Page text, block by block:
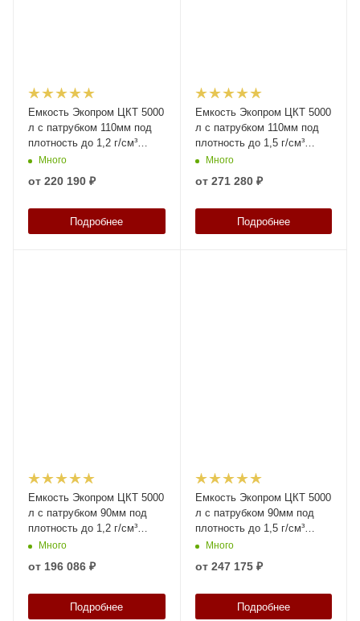
Емкость Экопром ЦКТ 5000
л с патрубком 110мм под
плотность до 1,2 г/см³
белая в обрешетке New
(разборной) с лестницей
Много
от 220 190 ₽
Подробнее
Емкость Экопром ЦКТ 5000
л с патрубком 110мм под
плотность до 1,5 г/см³
белая в обрешетке New
(разборной) с лестницей
Много
от 271 280 ₽
Подробнее
Емкость Экопром ЦКТ 5000
л с патрубком 90мм под
плотность до 1,2 г/см³
белая в обрешетке New
Много
от 196 086 ₽
Подробнее
Емкость Экопром ЦКТ 5000
л с патрубком 90мм под
плотность до 1,5 г/см³
белая в обрешетке New
Много
от 247 175 ₽
Подробнее